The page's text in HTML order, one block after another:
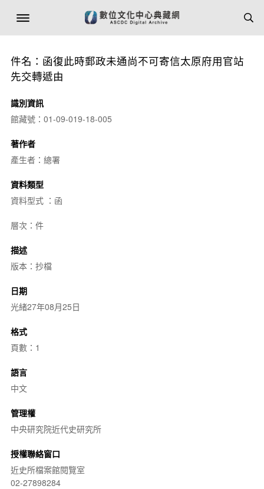
件名：函復此時郵政未通尚不可寄信太原府用官站
先交轉遞由
識別資訊
館藏號：01-09-019-18-005
著作者
產生者：總署
資料類型
資料型式 ：函
層次：件
描述
版本：抄檔
日期
光緒27年08月25日
格式
頁數：1
語言
中文
管理權
中央研究院近代史研究所
授權聯絡窗口
近史所檔案館閱覽室
02-27898284